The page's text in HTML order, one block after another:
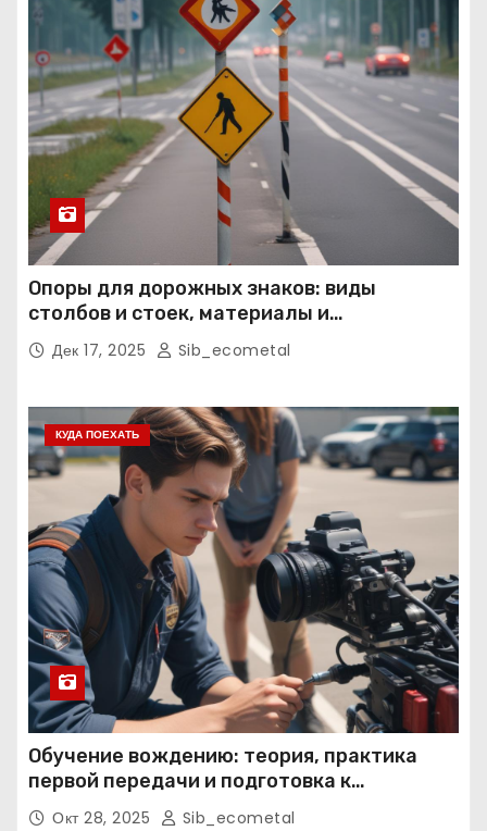
Опоры для дорожных знаков: виды
столбов и стоек, материалы и
нормативные требования
Дек 17, 2025 Sib_ecometal
КУДА ПОЕХАТЬ
Обучение вождению: теория, практика
первой передачи и подготовка к
экзаменам
Окт 28, 2025 Sib_ecometal